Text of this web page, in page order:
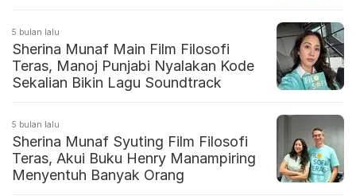
5 bulan lalu
Sherina Munaf Main Film Filosofi
Teras, Manoj Punjabi Nyalakan Kode
Sekalian Bikin Lagu Soundtrack
5 bulan lalu
Sherina Munaf Syuting Film Filosofi
Teras, Akui Buku Henry Manampiring
Menyentuh Banyak Orang